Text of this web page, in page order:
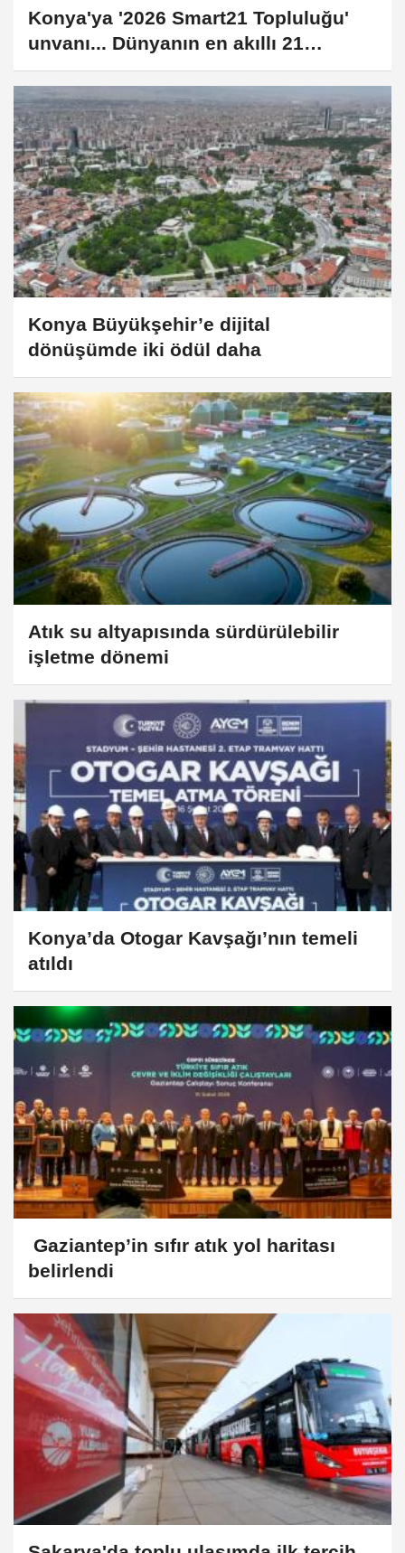
Konya'ya '2026 Smart21 Topluluğu'
unvanı... Dünyanın en akıllı 21
şehrinden biri oldu
Konya Büyükşehir’e dijital
dönüşümde iki ödül daha
Atık su altyapısında sürdürülebilir
işletme dönemi
Konya’da Otogar Kavşağı’nın temeli
atıldı
Gaziantep’in sıfır atık yol haritası
belirlendi